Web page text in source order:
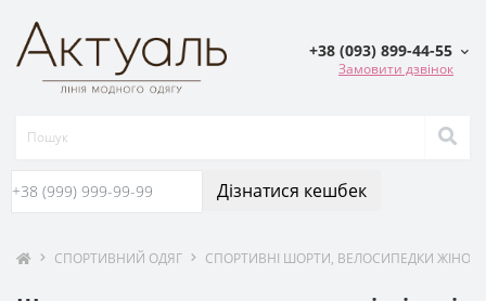
+38 (093) 899-44-55
Замовити дзвінок
Дізнатися кешбек
СПОРТИВНИЙ ОДЯГ СПОРТИВНІ ШОРТИ, ВЕЛОСИПЕДКИ ЖІНОЧІ